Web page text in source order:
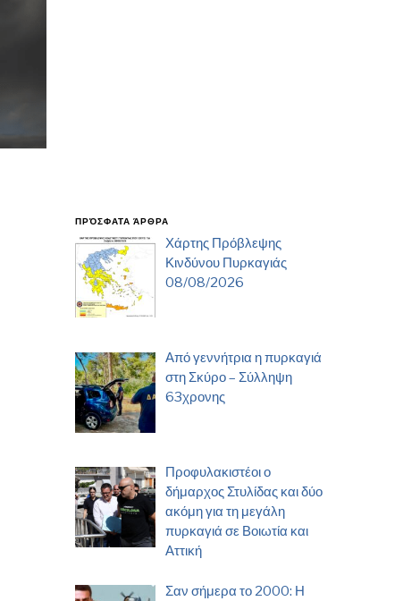
ΠΡΌΣΦΑΤΑ ΆΡΘΡΑ
Χάρτης Πρόβλεψης
Κινδύνου Πυρκαγιάς
08/08/2026
Από γεννήτρια η πυρκαγιά
στη Σκύρο – Σύλληψη
63χρονης
Προφυλακιστέοι ο
δήμαρχος Στυλίδας και δύο
ακόμη για τη μεγάλη
πυρκαγιά σε Βοιωτία και
Αττική
Σαν σήμερα το 2000: Η